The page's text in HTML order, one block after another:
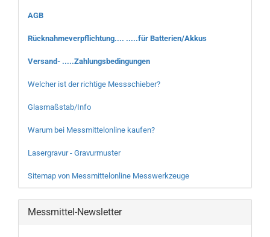
AGB
Rücknahmeverpflichtung.... .....für Batterien/Akkus
Versand- .....Zahlungsbedingungen
Welcher ist der richtige Messschieber?
Glasmaßstab/Info
Warum bei Messmittelonline kaufen?
Lasergravur - Gravurmuster
Sitemap von Messmittelonline Messwerkzeuge
Messmittel-Newsletter